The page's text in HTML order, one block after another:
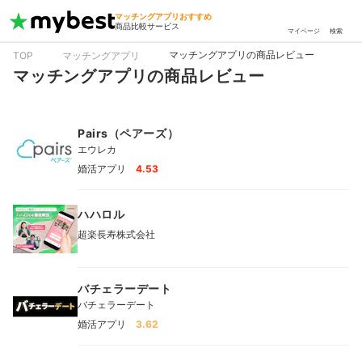
マッチングアプリおすすめ
商品比較サービス
マイページ 検索
TOP マッチングアプリ マッチングアプリの商品レビュー
マッチングアプリの商品レビュー
Pairs（ペアーズ）
エウレカ
婚活アプリ
4.53
ハハロル
超楽長寿株式会社
バチェラーデート
バチェラーデート
婚活アプリ
3.62